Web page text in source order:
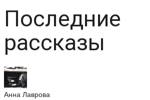
Последние
рассказы
Анна Лаврова